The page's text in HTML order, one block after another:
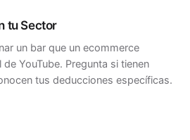
tu Sector
un bar que un ecommerce
YouTube. Pregunta si tienen
tus deducciones específicas.